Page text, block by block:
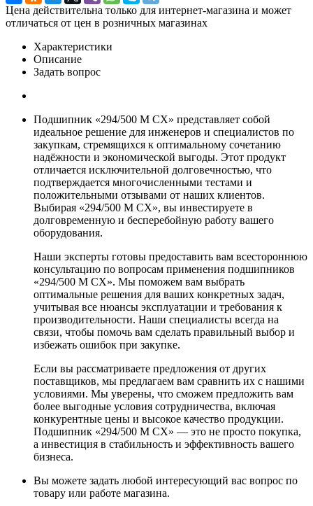
Цена действительна только для интернет-магазина и может
отличаться от цен в розничных магазинах
Характеристики
Описание
Задать вопрос
Подшипник «294/500 M CX» представляет собой
идеальное решение для инженеров и специалистов по
закупкам, стремящихся к оптимальному сочетанию
надёжности и экономической выгоды. Этот продукт
отличается исключительной долговечностью, что
подтверждается многочисленными тестами и
положительными отзывами от наших клиентов.
Выбирая «294/500 M CX», вы инвестируете в
долговременную и бесперебойную работу вашего
оборудования.
Наши эксперты готовы предоставить вам всестороннюю
консультацию по вопросам применения подшипников
«294/500 M CX». Мы поможем вам выбрать
оптимальные решения для ваших конкретных задач,
учитывая все нюансы эксплуатации и требования к
производительности. Наши специалисты всегда на
связи, чтобы помочь вам сделать правильный выбор и
избежать ошибок при закупке.
Если вы рассматриваете предложения от других
поставщиков, мы предлагаем вам сравнить их с нашими
условиями. Мы уверены, что сможем предложить вам
более выгодные условия сотрудничества, включая
конкурентные цены и высокое качество продукции.
Подшипник «294/500 M CX» — это не просто покупка,
а инвестиция в стабильность и эффективность вашего
бизнеса.
Вы можете задать любой интересующий вас вопрос по
товару или работе магазина.